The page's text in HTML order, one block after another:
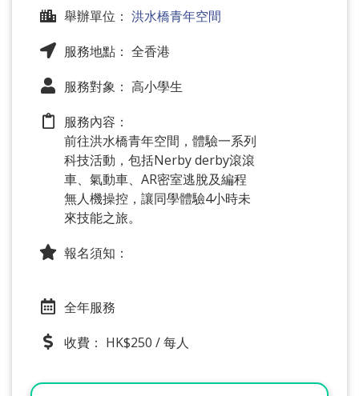
舉辦單位： 洪水橋青年空間
服務地點： 全香港
服務對象： 高小學生
服務內容：
前往洪水橋青年空間，體驗一系列
科技活動，包括Nerby derby滾滾
車、氣動車、AR密室逃脫及編程
無人機操控，讓同學體驗4小時未
來技能之旅。
報名須知：
全年服務
收費： HK$250 / 每人